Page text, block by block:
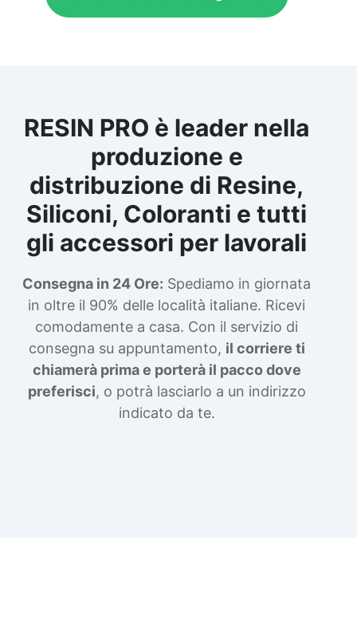
Colla epossidica per legno Tavolo epossidico
Colla epossidica bicomponente plastica
bicomponente per metalli Epossidica
bicomponente Bicomponente epossidico
Colle bicomponenti Epossidica significato
Epossidico significato Polietilene telo Smalto
epossidico Colla epossidica legno Colla
epossidica per plastica Collanti epossidici
Colla bicomponente per plastica Cariche per
Epossidici Cariche Epossidiche Adesivo
bicomponente epossidico Colla
epossidico Acquista Glitter Epossidico
Applicazioni di Epossidici Colle epossidiche
Mastice epossidico Adesivo epossidico
bicomponente Pavimento epossidico pro e
contro Epossidica Colla epossidica plastica
See all articles →
RESIN PRO è leader nella
produzione e
distribuzione di Resine,
Siliconi, Coloranti e tutti
gli accessori per lavorali
Consegna in 24 Ore: Spediamo in giornata
in oltre il 90% delle località italiane. Ricevi
comodamente a casa. Con il servizio di
consegna su appuntamento, il corriere ti
chiamerà prima e porterà il pacco dove
preferisci, o potrà lasciarlo a un indirizzo
indicato da te.